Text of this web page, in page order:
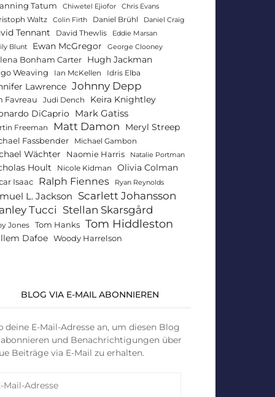
Tatum Chiwetel Ejiofor Chris Evans
Waltz Colin Firth Daniel Brühl Daniel Craig
Tennant David Thewlis
Eddie Marsan
Blunt
Ewan McGregor George Clooney
Bonham Carter Hugh Jackman
Weaving Ian McKellen Idris Elba
Lawrence Johnny Depp
Favreau Judi Dench
Keira Knightley
DiCaprio
Mark Gatiss
Freeman Matt Damon Meryl Streep
Fassbender Michael Gambon
Wächter Naomie Harris Natalie Portman
Hoult Nicole Kidman Olivia Colman
Isaac Ralph Fiennes Ryan Reynolds
L. Jackson Scarlett Johansson
Tucci Stellan Skarsgård
Jones Tom Hanks Tom Hiddleston
Dafoe Woody Harrelson
BLOG VIA E-MAIL ABONNIEREN
deine E-Mail-Adresse an, um diesen Blog
und Benachrichtigungen über
Beiträge via E-Mail zu erhalten.